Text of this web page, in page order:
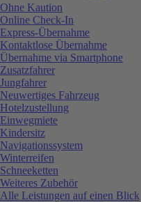
Ohne Kaution
Online Check-In
Express-Übernahme
Kontaktlose Übernahme
Übernahme via Smartphone
Zusatzfahrer
Jungfahrer
Neuwertiges Fahrzeug
Hotelzustellung
Einwegmiete
Kindersitz
Navigationssystem
Winterreifen
Schneeketten
Weiteres Zubehör
Alle Leistungen auf einen Blick